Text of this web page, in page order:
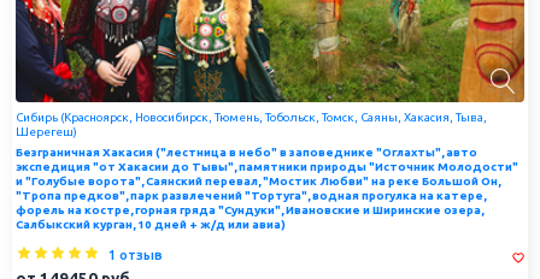
Сибирь (Красноярск, Новосибирск, Тюмень, Тобольск, Томск, Саяны, Хакасия, Тыва,
Шерегеш)
Безграничная Хакасия ("лестница в небо" в заповеднике "Оглахты", авто
экспедиция "от Хакасии до Тывы", памятники природы "Источник Молодости"
и "Голубые ворота", Саянский перевал, "Мостик Любви" на реке Большой Он,
"Тропа предков", парк развлечений "Тортуга", водная прогулка на катере,
форель на костре, горная гряда "Сундуки", Ивановские и Ширинские озера,
Салбыкский курган, 10 дней + ж/д или авиа)
1 отзыв